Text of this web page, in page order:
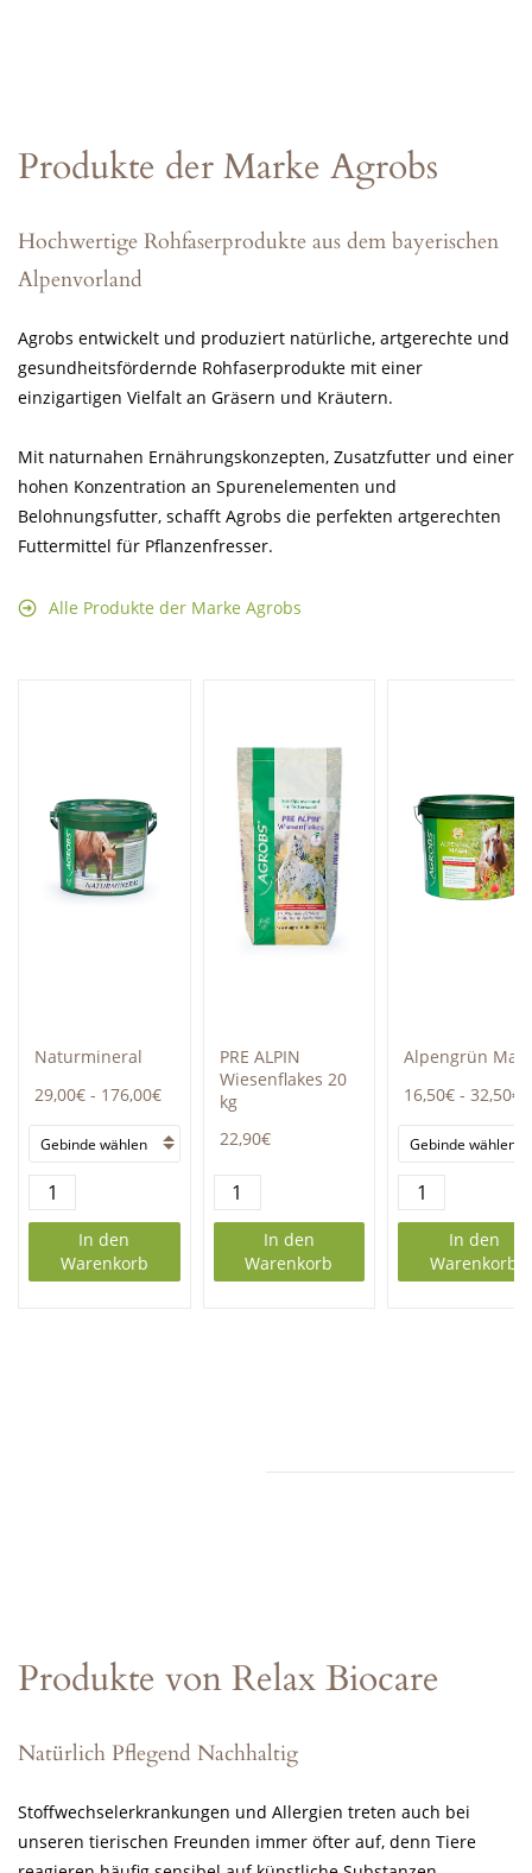
Produkte der Marke Agrobs
Hochwertige Rohfaserprodukte aus dem bayerischen
Alpenvorland
Agrobs entwickelt und produziert natürliche, artgerechte und
gesundheitsfördernde Rohfaserprodukte mit einer
einzigartigen Vielfalt an Gräsern und Kräutern.
Mit naturnahen Ernährungskonzepten, Zusatzfutter und einer
hohen Konzentration an Spurenelementen und
Belohnungsfutter, schafft Agrobs die perfekten artgerechten
Futtermittel für Pflanzenfresser.
Alle Produkte der Marke Agrobs
Naturmineral
29,00€ - 176,00€
In den
Warenkorb
PRE ALPIN
Wiesenflakes 20
kg
22,90€
In den
Warenkorb
Alpengrün
16,50€-32,50€
In den
Warenkorb
Produkte von Relax Biocare
Natürlich Pflegend Nachhaltig
Stoffwechselerkrankungen und Allergien treten auch bei
unseren tierischen Freunden immer öfter auf, denn Tiere